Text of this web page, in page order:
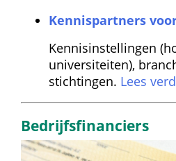
Kennis­partners
Kennis­instellingen
universiteiten),
stichtingen. Lees
Bedrijfsfinanciers